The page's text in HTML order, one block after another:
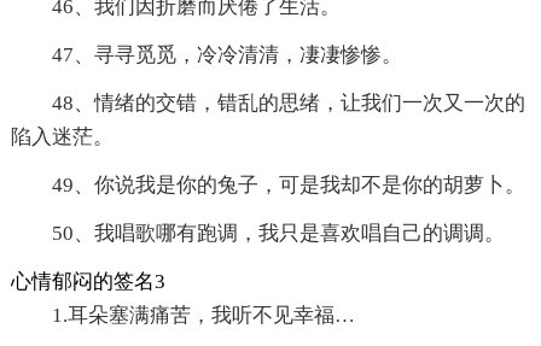
46、我们因折磨而厌倦了生活。
47、寻寻觅觅，冷冷清清，凄凄惨惨。
48、情绪的交错，错乱的思绪，让我们一次又一次的
陷入迷茫。
49、你说我是你的兔子，可是我却不是你的胡萝卜。
50、我唱歌哪有跑调，我只是喜欢唱自己的调调。
心情郁闷的签名3
1.耳朵塞满痛苦，我听不见幸福…